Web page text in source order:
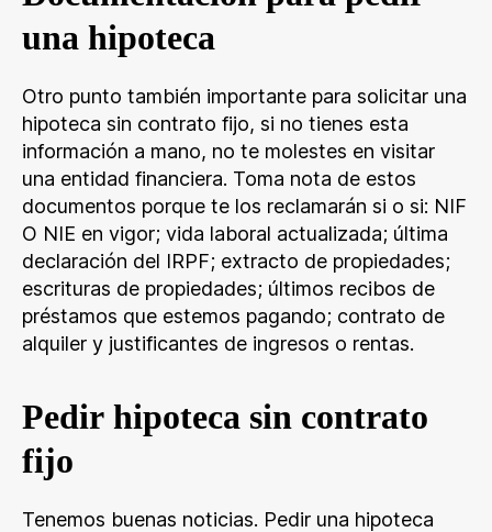
una hipoteca
Otro punto también importante para solicitar una
hipoteca sin contrato fijo, si no tienes esta
información a mano, no te molestes en visitar
una entidad financiera. Toma nota de estos
documentos porque te los reclamarán si o si: NIF
O NIE en vigor; vida laboral actualizada; última
declaración del IRPF; extracto de propiedades;
escrituras de propiedades; últimos recibos de
préstamos que estemos pagando; contrato de
alquiler y justificantes de ingresos o rentas.
Pedir hipoteca sin contrato
fijo
Tenemos buenas noticias. Pedir una hipoteca